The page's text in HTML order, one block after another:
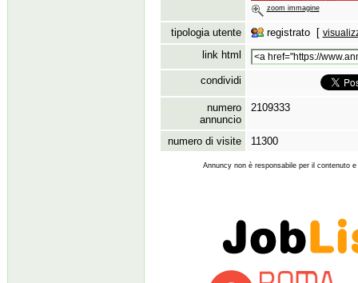
zoom immagine
tipologia utente registrato [
link html
condividi
numero
annuncio
2109333
numero di visite 11300
Annuncy non è responsabile per il contenuto